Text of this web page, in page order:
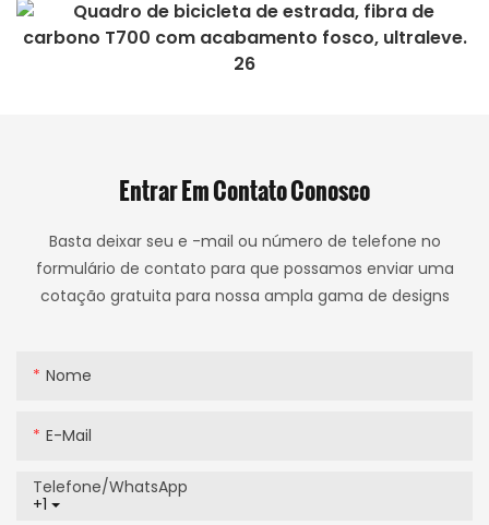
Entrar Em Contato Conosco
Basta deixar seu e -mail ou número de telefone no
formulário de contato para que possamos enviar uma
cotação gratuita para nossa ampla gama de designs
Nome
E-Mail
+1
Telefone/WhatsApp